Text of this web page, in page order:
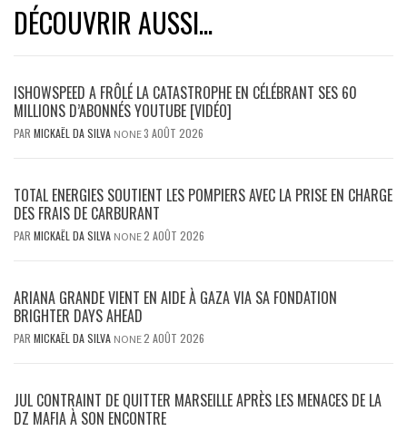
DÉCOUVRIR AUSSI...
ISHOWSPEED A FRÔLÉ LA CATASTROPHE EN CÉLÉBRANT SES 60
MILLIONS D’ABONNÉS YOUTUBE [VIDÉO]
PAR MICKAËL DA SILVA NONE3 AOÛT 2026
TOTAL ENERGIES SOUTIENT LES POMPIERS AVEC LA PRISE EN CHARGE
DES FRAIS DE CARBURANT
PAR MICKAËL DA SILVA NONE2 AOÛT 2026
ARIANA GRANDE VIENT EN AIDE À GAZA VIA SA FONDATION
BRIGHTER DAYS AHEAD
PAR MICKAËL DA SILVA NONE2 AOÛT 2026
JUL CONTRAINT DE QUITTER MARSEILLE APRÈS LES MENACES DE LA
DZ MAFIA À SON ENCONTRE